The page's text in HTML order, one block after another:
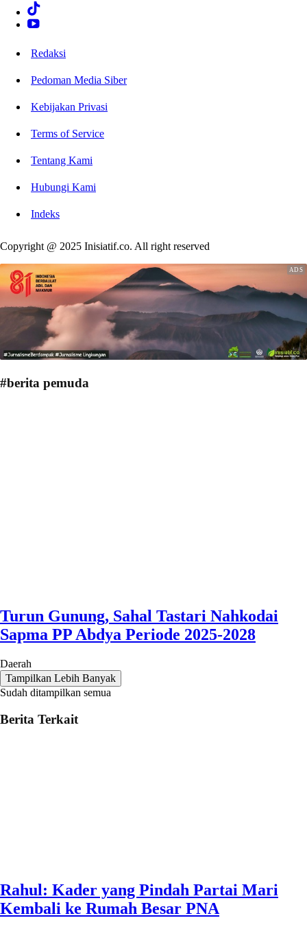
Redaksi
Pedoman Media Siber
Kebijakan Privasi
Terms of Service
Tentang Kami
Hubungi Kami
Indeks
Copyright @ 2025 Inisiatif.co. All right reserved
#berita pemuda
Turun Gunung, Sahal Tastari Nahkodai
Sapma PP Abdya Periode 2025-2028
Daerah
Tampilkan Lebih Banyak
Sudah ditampilkan semua
Berita Terkait
Rahul: Kader yang Pindah Partai Mari
Kembali ke Rumah Besar PNA